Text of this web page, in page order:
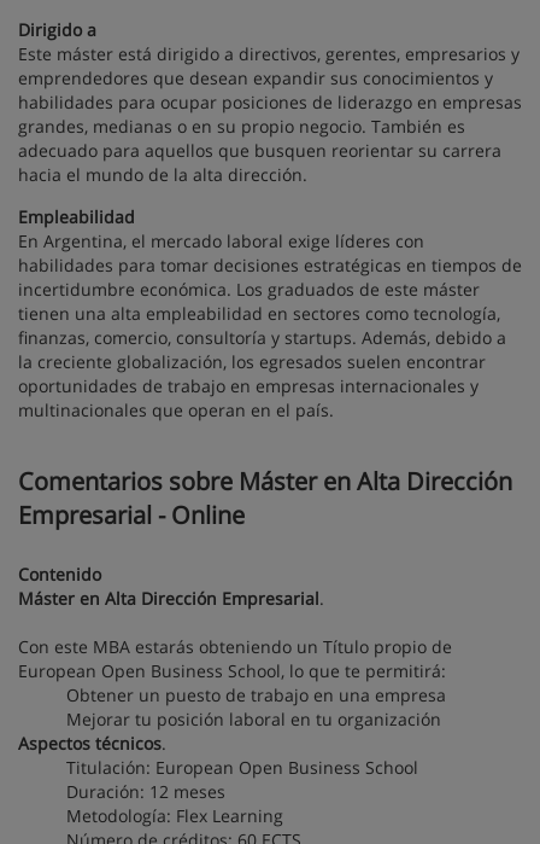
Dirigido a
Este máster está dirigido a directivos, gerentes, empresarios y
emprendedores que desean expandir sus conocimientos y
habilidades para ocupar posiciones de liderazgo en empresas
grandes, medianas o en su propio negocio. También es
adecuado para aquellos que busquen reorientar su carrera
hacia el mundo de la alta dirección.
Empleabilidad
En Argentina, el mercado laboral exige líderes con
habilidades para tomar decisiones estratégicas en tiempos de
incertidumbre económica. Los graduados de este máster
tienen una alta empleabilidad en sectores como tecnología,
finanzas, comercio, consultoría y startups. Además, debido a
la creciente globalización, los egresados suelen encontrar
oportunidades de trabajo en empresas internacionales y
multinacionales que operan en el país.
Comentarios sobre Máster en Alta Dirección
Empresarial - Online
Contenido
Máster en Alta Dirección Empresarial.
Con este MBA estarás obteniendo un Título propio de
European Open Business School, lo que te permitirá:
Obtener un puesto de trabajo en una empresa
Mejorar tu posición laboral en tu organización
Aspectos técnicos.
Titulación: European Open Business School
Duración: 12 meses
Metodología: Flex Learning